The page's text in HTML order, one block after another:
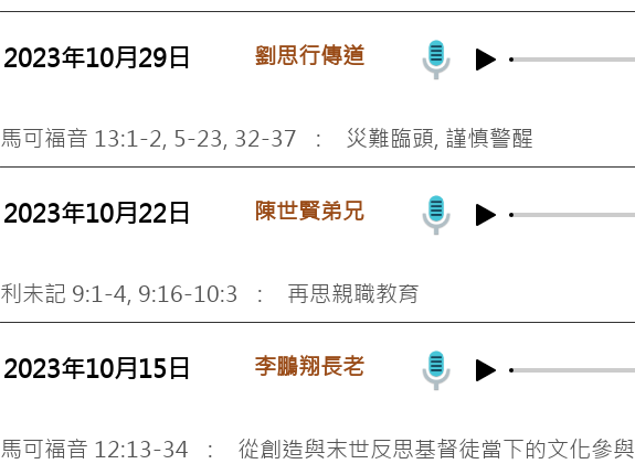
2023年10月29日 劉思行傳道
馬可福音 13:1-2, 5-23, 32-37 : 災難臨頭, 謹慎警醒
2023年10月22日 陳世賢弟兄
利未記 9:1-4, 9:16-10:3 : 再思親職教育
2023年10月15日 李鵬翔長老
馬可福音 12:13-34 : 從創造與末世反思基督徒當下的文化參與